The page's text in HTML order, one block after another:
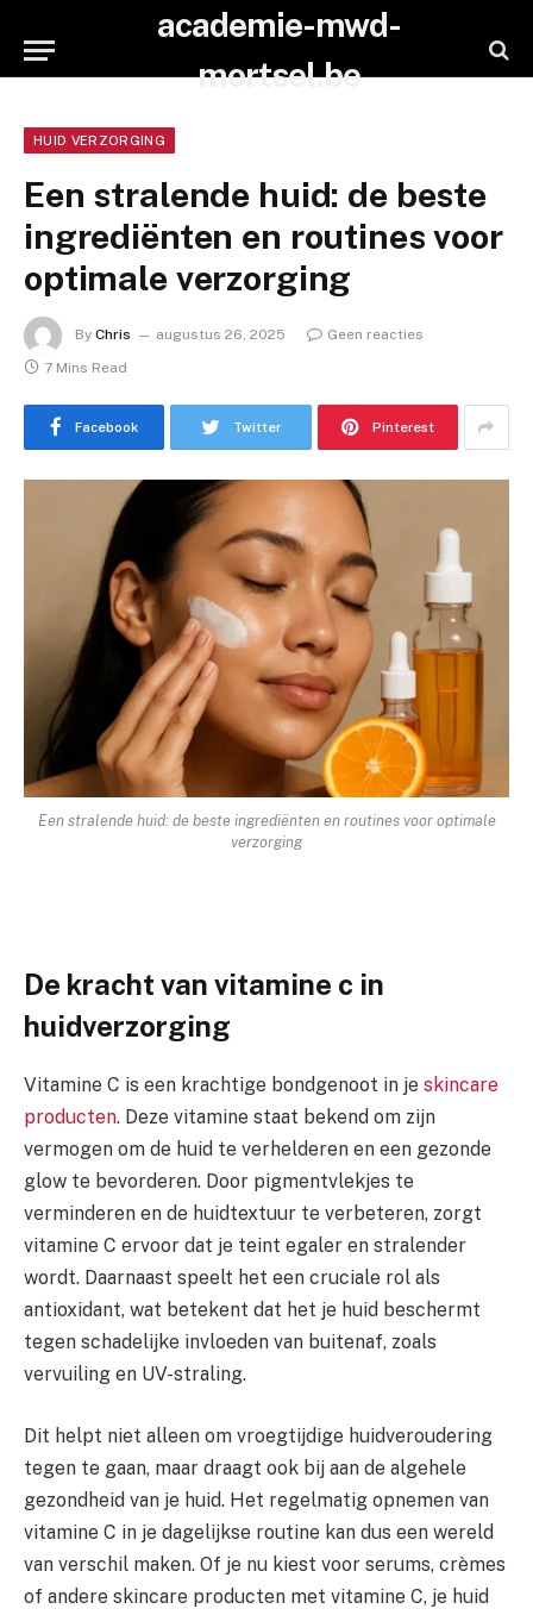
academie-mwd-
mortsel.be
HUID VERZORGING
Een stralende huid: de beste
ingrediënten en routines voor
optimale verzorging
By Chris augustus 26, 2025
Geen reacties
7 Mins Read
Facebook Twitter Pinterest
Een stralende huid: de beste ingrediënten en routines voor optimale
verzorging
De kracht van vitamine c in
huidverzorging
Vitamine C is een krachtige bondgenoot in je skincare
producten. Deze vitamine staat bekend om zijn
vermogen om de huid te verhelderen en een gezonde
glow te bevorderen. Door pigmentvlekjes te
verminderen en de huidtextuur te verbeteren, zorgt
vitamine C ervoor dat je teint egaler en stralender
wordt. Daarnaast speelt het een cruciale rol als
antioxidant, wat betekent dat het je huid beschermt
tegen schadelijke invloeden van buitenaf, zoals
vervuiling en UV-straling.
Dit helpt niet alleen om vroegtijdige huidveroudering
tegen te gaan, maar draagt ook bij aan de algehele
gezondheid van je huid. Het regelmatig opnemen van
vitamine C in je dagelijkse routine kan dus een wereld
van verschil maken. Of je nu kiest voor serums, crèmes
of andere skincare producten met vitamine C, je huid